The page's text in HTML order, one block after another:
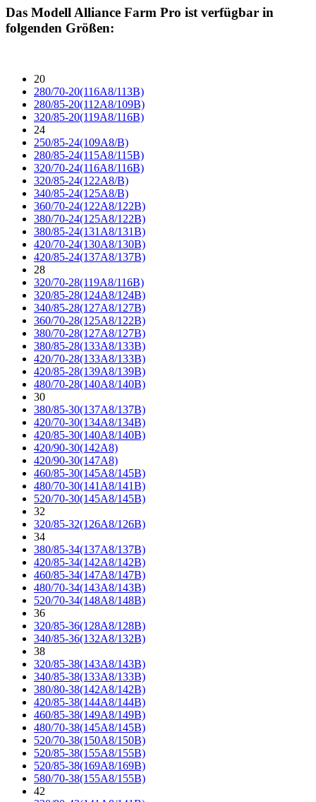
Das Modell Alliance Farm Pro ist verfügbar in
folgenden Größen:
20
280/70-20(116A8/113B)
280/85-20(112A8/109B)
320/85-20(119A8/116B)
24
250/85-24(109A8/B)
280/85-24(115A8/115B)
320/70-24(116A8/116B)
320/85-24(122A8/B)
340/85-24(125A8/B)
360/70-24(122A8/122B)
380/70-24(125A8/122B)
380/85-24(131A8/131B)
420/70-24(130A8/130B)
420/85-24(137A8/137B)
28
320/70-28(119A8/116B)
320/85-28(124A8/124B)
340/85-28(127A8/127B)
360/70-28(125A8/122B)
380/70-28(127A8/127B)
380/85-28(133A8/133B)
420/70-28(133A8/133B)
420/85-28(139A8/139B)
480/70-28(140A8/140B)
30
380/85-30(137A8/137B)
420/70-30(134A8/134B)
420/85-30(140A8/140B)
420/90-30(142A8)
420/90-30(147A8)
460/85-30(145A8/145B)
480/70-30(141A8/141B)
520/70-30(145A8/145B)
32
320/85-32(126A8/126B)
34
380/85-34(137A8/137B)
420/85-34(142A8/142B)
460/85-34(147A8/147B)
480/70-34(143A8/143B)
520/70-34(148A8/148B)
36
320/85-36(128A8/128B)
340/85-36(132A8/132B)
38
320/85-38(143A8/143B)
340/85-38(133A8/133B)
380/80-38(142A8/142B)
420/85-38(144A8/144B)
460/85-38(149A8/149B)
480/70-38(145A8/145B)
520/70-38(150A8/150B)
520/85-38(155A8/155B)
520/85-38(169A8/169B)
580/70-38(155A8/155B)
42